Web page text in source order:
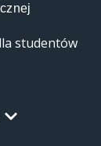
studentów